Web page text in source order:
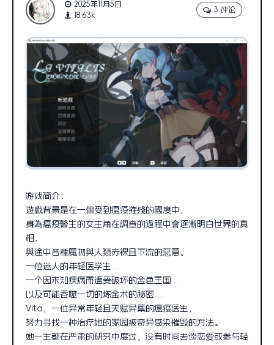
2025年11月5日
18.63k
3 评论
游戏简介：
遊戲背景是在一個受到瘟疫摧殘的國度中，
身為瘟疫醫生的女主角在調查的過程中會逐漸明白世界的真
相，
與途中各種魔物與人類赤裸且下流的惡意。
一位迷人的年轻医学生…
一个因未知疾病而遭受破坏的金色王国…
以及可能吞噬一切的炼金术的秘密…
Vita，一位异常年轻且天赋异禀的瘟疫医生，
努力寻找一种治疗她的家园被奇异感染摧毁的方法。
她一生都在严肃的研究中度过，没有时间去谈恋爱或参与轻